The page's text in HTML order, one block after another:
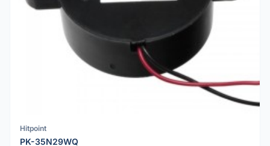
Hitpoint
PK-35N29WQ